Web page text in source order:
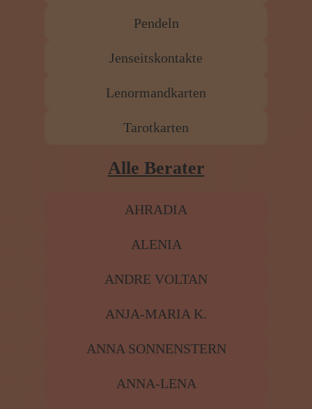
Pendeln
Jenseitskontakte
Lenormandkarten
Tarotkarten
Alle Berater
AHRADIA
ALENIA
ANDRE VOLTAN
ANJA-MARIA K.
ANNA SONNENSTERN
ANNA-LENA